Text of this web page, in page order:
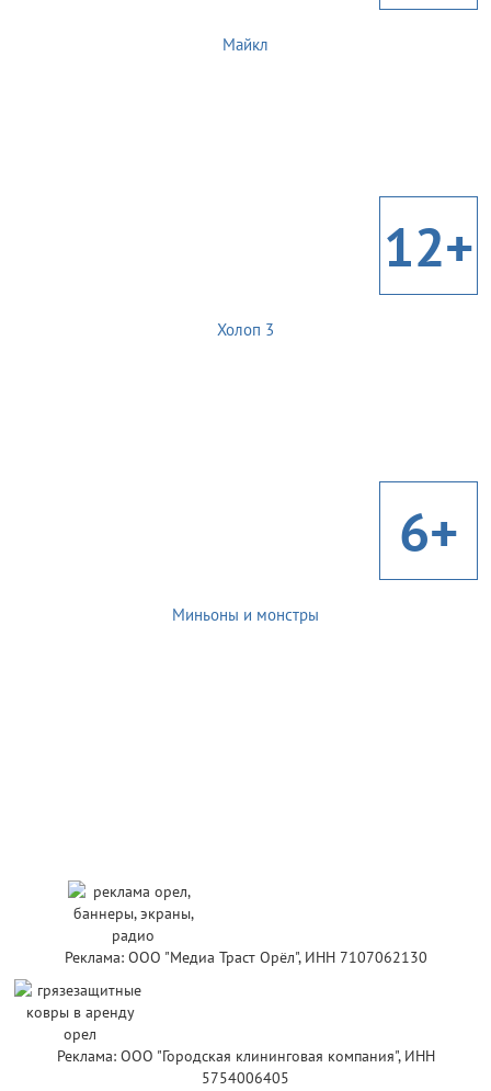
Майкл
12+
Холоп 3
6+
Миньоны и монстры
Реклама: ООО "Медиа Траст Орёл", ИНН 7107062130
Реклама: ООО "Городская клининговая компания", ИНН
5754006405